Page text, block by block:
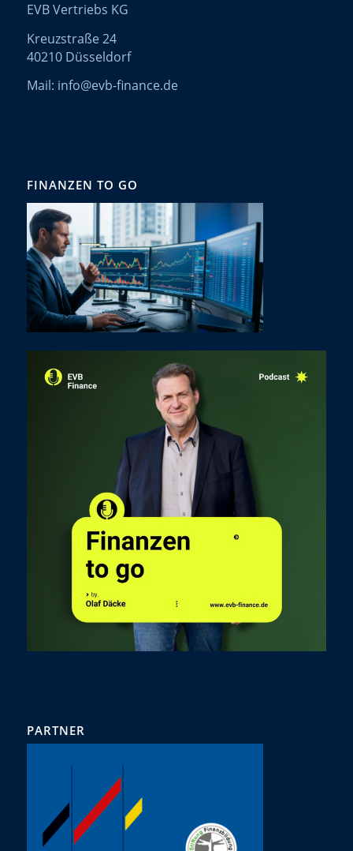
EVB Vertriebs KG
Kreuzstraße 24
40210 Düsseldorf
Mail: info@evb-finance.de
FINANZEN TO GO
PARTNER